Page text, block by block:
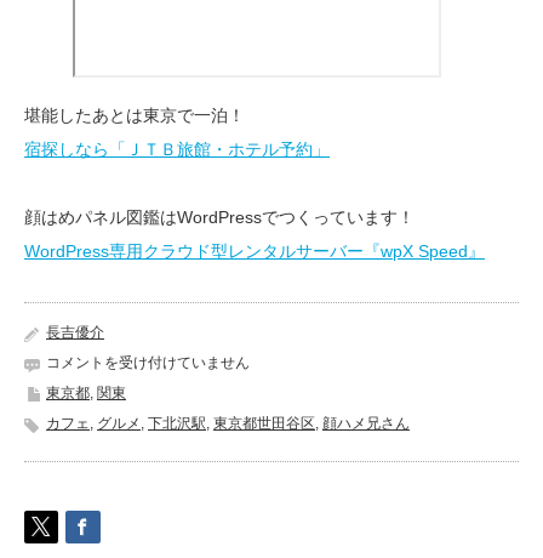
堪能したあとは東京で一泊！
宿探しなら「ＪＴＢ旅館・ホテル予約」
顔はめパネル図鑑はWordPressでつくっています！
WordPress専用クラウド型レンタルサーバー『wpX Speed』
長吉優介
Jazz
と
茶
や
し
コメントを受け付けていません
東京都, 関東
カフェ, グルメ , 下北沢駅, 東京都世田谷区, 顔ハメ兄さん